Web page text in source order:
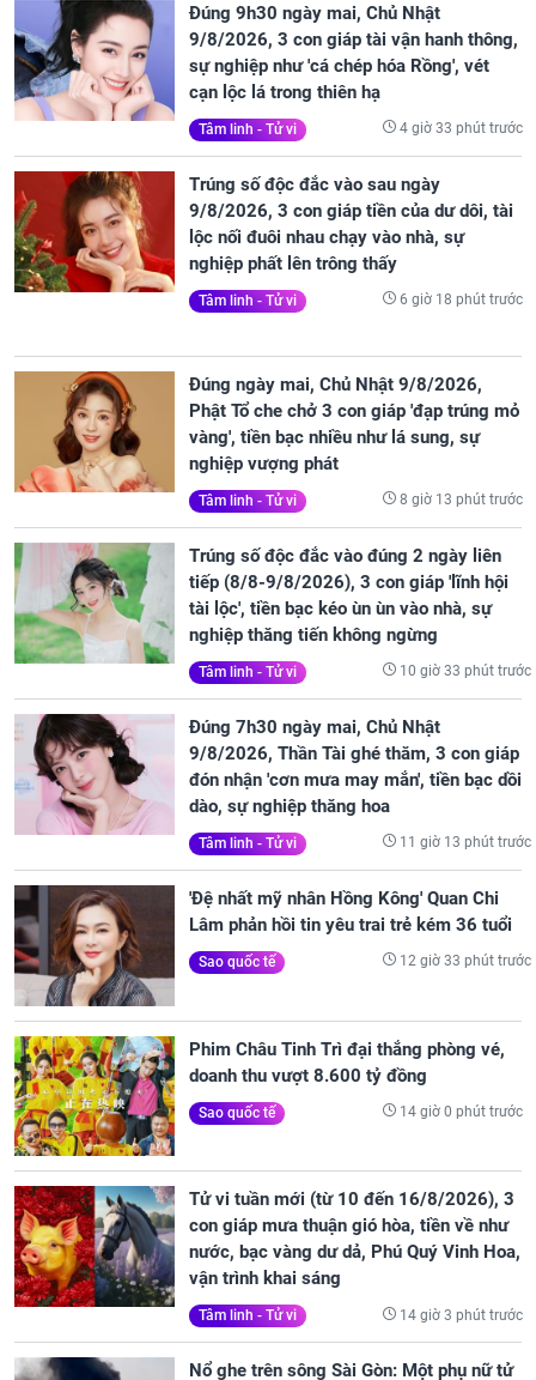
Đúng 9h30 ngày mai, Chủ Nhật
9/8/2026, 3 con giáp tài vận hanh thông,
sự nghiệp như 'cá chép hóa Rồng', vét
cạn lộc lá trong thiên hạ
Tâm linh - Tử vi 4 giờ 33 phút trước
Trúng số độc đắc vào sau ngày
9/8/2026, 3 con giáp tiền của dư dôi, tài
lộc nối đuôi nhau chạy vào nhà, sự
nghiệp phất lên trông thấy
Tâm linh - Tử vi 6 giờ 18 phút trước
Đúng ngày mai, Chủ Nhật 9/8/2026,
Phật Tổ che chở 3 con giáp 'đạp trúng mỏ
vàng', tiền bạc nhiều như lá sung, sự
nghiệp vượng phát
Tâm linh - Tử vi 8 giờ 13 phút trước
Trúng số độc đắc vào đúng 2 ngày liên
tiếp (8/8-9/8/2026), 3 con giáp 'lĩnh hội
tài lộc', tiền bạc kéo ùn ùn vào nhà, sự
nghiệp thăng tiến không ngừng
Tâm linh - Tử vi 10 giờ 33 phút trước
Đúng 7h30 ngày mai, Chủ Nhật
9/8/2026, Thần Tài ghé thăm, 3 con giáp
đón nhận 'cơn mưa may mắn', tiền bạc dồi
dào, sự nghiệp thăng hoa
Tâm linh - Tử vi 11 giờ 13 phút trước
'Đệ nhất mỹ nhân Hồng Kông' Quan Chi
Lâm phản hồi tin yêu trai trẻ kém 36 tuổi
Sao quốc tế 12 giờ 33 phút trước
Phim Châu Tinh Trì đại thắng phòng vé,
doanh thu vượt 8.600 tỷ đồng
Sao quốc tế 14 giờ 0 phút trước
Tử vi tuần mới (từ 10 đến 16/8/2026), 3
con giáp mưa thuận gió hòa, tiền về như
nước, bạc vàng dư dả, Phú Quý Vinh Hoa,
vận trình khai sáng
Tâm linh - Tử vi 14 giờ 3 phút trước
Nổ ghe trên sông Sài Gòn: Một phụ nữ tử